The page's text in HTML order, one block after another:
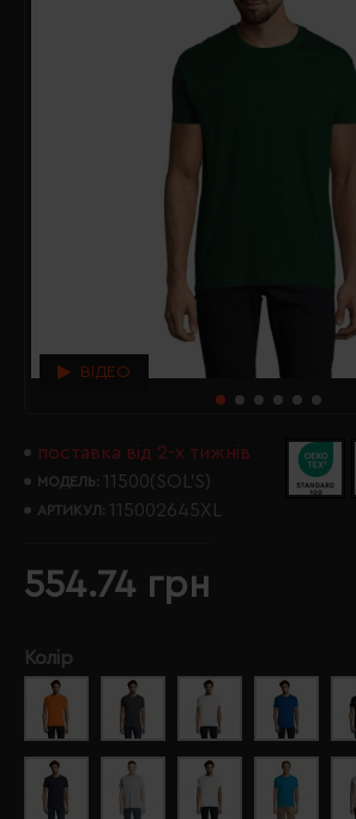
ВІДЕО
поставка від 2-х тижнів
МОДЕЛЬ: 11500(SOL’S)
АРТИКУЛ: 115002645XL
554.74 грн
Колір